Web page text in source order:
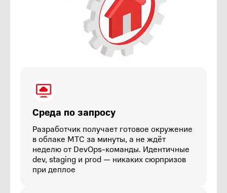
Среда по запросу
Разработчик получает готовое окружение
в облаке МТС за минуты, а не ждёт
неделю от DevOps-команды. Идентичные
dev, staging и prod — никаких сюрпризов
при деплое